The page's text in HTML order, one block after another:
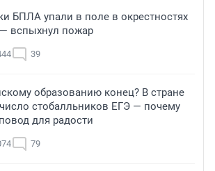
БПЛА упали в поле в окрестностях
вспыхнул пожар
39
образованию конец? В стране
число стобалльников ЕГЭ — почему
для радости
79